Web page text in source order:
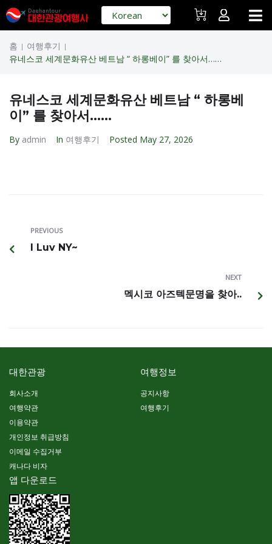
홈 | 여행후기 |
유네스코 세계문화유산 베트남 “ 하롱베이” 를 찾아서……
유네스코 세계문화유산 베트남 “ 하롱베
이” 를 찾아서……
By admin In 여행후기 Posted May 27, 2026
PREVIOUS
I Luv NY~
NEXT
멕시코 아즈텍문명을 찾아..
대한관광
회사소개
여행약관
이용약관
개인정보 취급방침
이메일 수집거부
캐나다 비자
여행정보
공지사항
여행후기
앱 다운로드